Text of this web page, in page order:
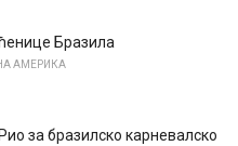
Бразила
АМЕРИКА
за бразилско карневалско